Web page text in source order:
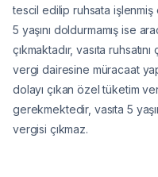
tescil edilip ruhsata işlenmiş
5 yaşını doldurmamış ise
çıkmaktadır, vasıta
vergi dairesine müracaat
dolayı çıkan özel tüketim
gerekmektedir, vasıta 5
vergisi çıkmaz.